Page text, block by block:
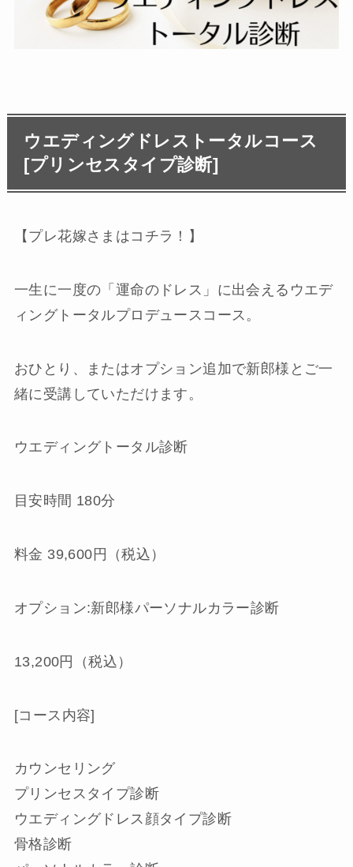
ウエディングドレストータルコース
[プリンセスタイプ診断]
【プレ花嫁さまはコチラ！】
一生に一度の「運命のドレス」に出会えるウエデ
ィングトータルプロデュースコース。
おひとり、またはオプション追加で新郎様とご一
緒に受講していただけます。
ウエディングトータル診断
目安時間 180分
料金 39,600円（税込）
オプション:新郎様パーソナルカラー診断
13,200円（税込）
[コース内容]
カウンセリング
プリンセスタイプ診断
ウエディングドレス顔タイプ診断
骨格診断